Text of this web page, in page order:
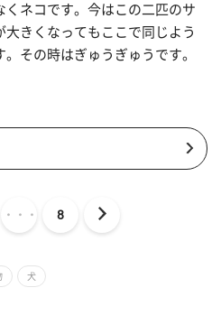
くネコです。今はこの二匹のサ
きくなってもここで同じよう
その時はぎゅうぎゅうです。
・・・ 8
犬